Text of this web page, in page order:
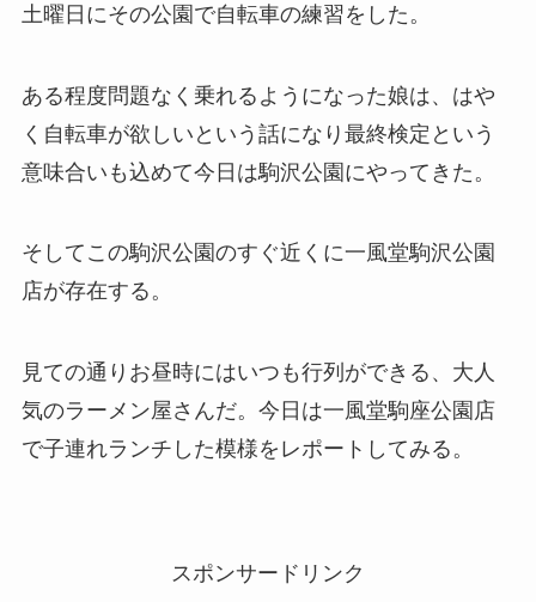
土曜日にその公園で自転車の練習をした。
ある程度問題なく乗れるようになった娘は、はや
く自転車が欲しいという話になり最終検定という
意味合いも込めて今日は駒沢公園にやってきた。
そしてこの駒沢公園のすぐ近くに一風堂駒沢公園
店が存在する。
見ての通りお昼時にはいつも行列ができる、大人
気のラーメン屋さんだ。今日は一風堂駒座公園店
で子連れランチした模様をレポートしてみる。
スポンサードリンク